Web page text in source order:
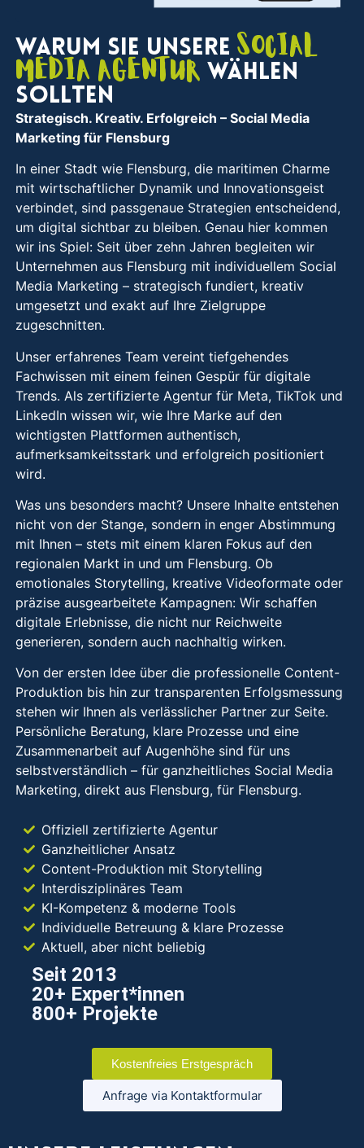
Warum Sie unsere Social
Media Agentur wählen
sollten
Strategisch. Kreativ. Erfolgreich – Social Media
Marketing für Flensburg
In einer Stadt wie Flensburg, die maritimen Charme
mit wirtschaftlicher Dynamik und Innovationsgeist
verbindet, sind passgenaue Strategien entscheidend,
um digital sichtbar zu bleiben. Genau hier kommen
wir ins Spiel: Seit über zehn Jahren begleiten wir
Unternehmen aus Flensburg mit individuellem Social
Media Marketing – strategisch fundiert, kreativ
umgesetzt und exakt auf Ihre Zielgruppe
zugeschnitten.
Unser erfahrenes Team vereint tiefgehendes
Fachwissen mit einem feinen Gespür für digitale
Trends. Als zertifizierte Agentur für Meta, TikTok und
LinkedIn wissen wir, wie Ihre Marke auf den
wichtigsten Plattformen authentisch,
aufmerksamkeitsstark und erfolgreich positioniert
wird.
Was uns besonders macht? Unsere Inhalte entstehen
nicht von der Stange, sondern in enger Abstimmung
mit Ihnen – stets mit einem klaren Fokus auf den
regionalen Markt in und um Flensburg. Ob
emotionales Storytelling, kreative Videoformate oder
präzise ausgearbeitete Kampagnen: Wir schaffen
digitale Erlebnisse, die nicht nur Reichweite
generieren, sondern auch nachhaltig wirken.
Von der ersten Idee über die professionelle Content-
Produktion bis hin zur transparenten Erfolgsmessung
stehen wir Ihnen als verlässlicher Partner zur Seite.
Persönliche Beratung, klare Prozesse und eine
Zusammenarbeit auf Augenhöhe sind für uns
selbstverständlich – für ganzheitliches Social Media
Marketing, direkt aus Flensburg, für Flensburg.
Offiziell zertifizierte Agentur
Ganzheitlicher Ansatz
Content-Produktion mit Storytelling
Interdisziplinäres Team
KI-Kompetenz & moderne Tools
Individuelle Betreuung & klare Prozesse
Aktuell, aber nicht beliebig
Seit 2013
20+ Expert*innen
800+ Projekte
Kostenfreies Erstgespräch
Anfrage via Kontaktformular